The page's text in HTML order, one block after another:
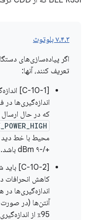
۷.۴.۳ بلوتوث
اگر پیاده‌سازی‌های
تعریف کنند، آنها:
که در حال
محیط با خط
+/-۹ dBm باشد.
[C-10-2] باید شامل تصحیحات
کاهش انحرافات
آنتن‌ها (در صورت